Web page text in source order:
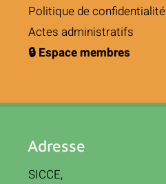
Politique de confidentialité
Actes administratifs
🔒 Espace membres
Adresse
SICCE,